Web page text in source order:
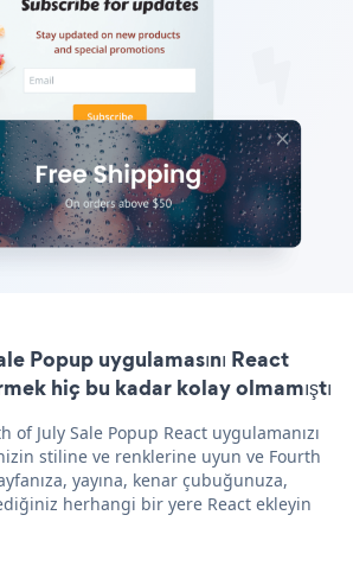
Popup uygulamasını React
hiç bu kadar kolay olmamıştı
of July Sale Popup React uygulamanızı
stiline ve renklerine uyun ve Fourth
yayına, kenar çubuğunuza,
herhangi bir yere React ekleyin